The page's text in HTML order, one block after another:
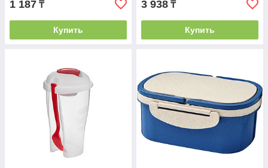
1 187 ₸
Купить
3 938 ₸
Купить